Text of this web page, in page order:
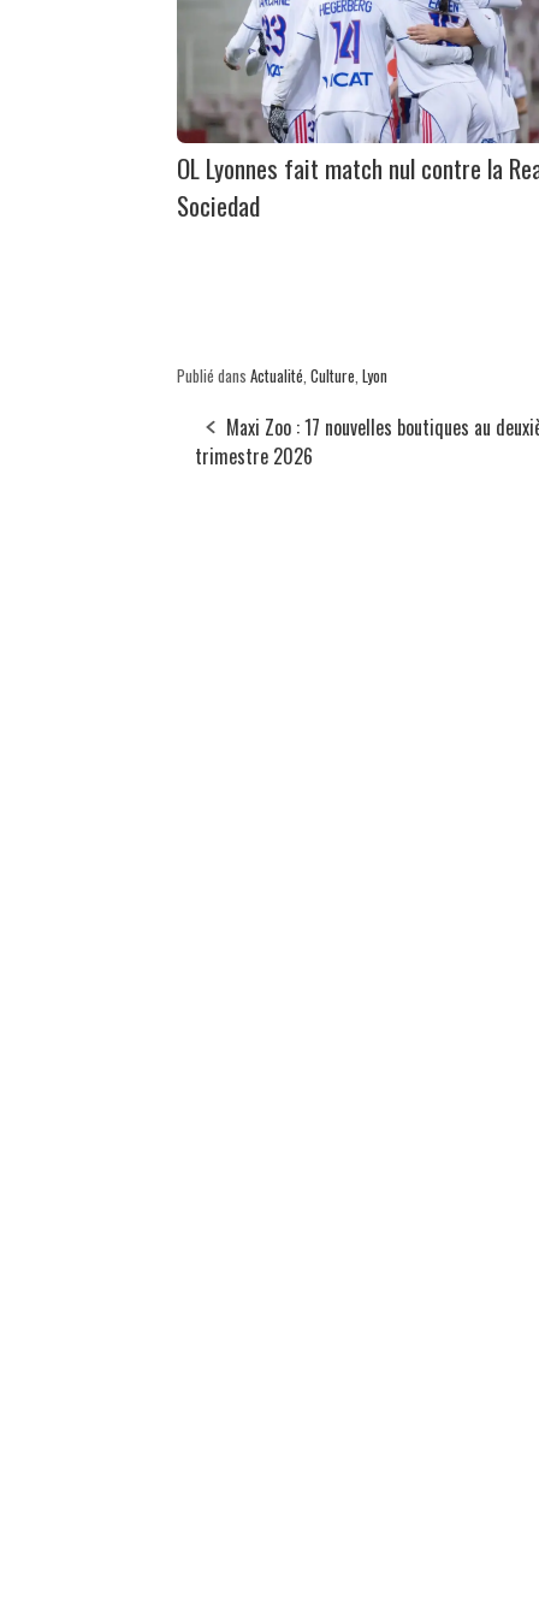
OL Lyonnes fait match nul contre la
Sociedad
Publié dans Actualité, Culture, Lyon
Maxi Zoo : 17 nouvelles boutiques au
trimestre 2026